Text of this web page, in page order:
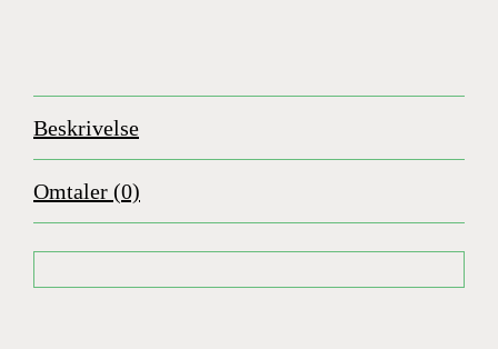
Beskrivelse
Omtaler (0)